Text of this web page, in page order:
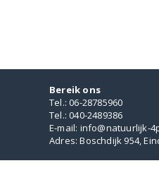
Bereik ons
Tel.: 06-28785960
Tel.: 040-2489386
E-mail: info@natuurlijk-
Adres: Boschdijk 954,